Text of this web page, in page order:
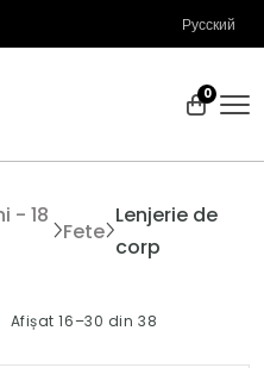
Русский
0
- 18
Fete
Lenjerie de
corp
Afișat 16–30 din 38